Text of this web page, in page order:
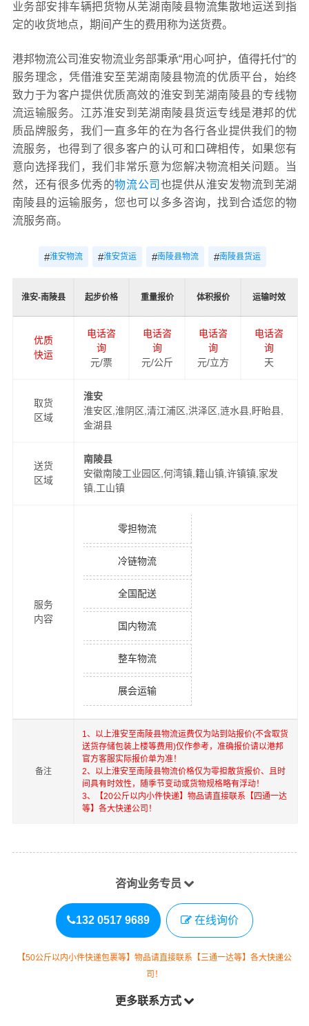
业务部安排车辆把货物从芜湖南陵县物流集散地运送到指
定的收货地点，期间产生的费用称为送货费。
港邦物流公司淮安物流业务部秉承“用心呵护，值得托付”的
服务理念，凭借淮安至芜湖南陵县物流的优质平台，始终
致力于为客户提供优质高效的淮安到芜湖南陵县的专线物
流运输服务。江苏淮安到芜湖南陵县货运专线是港邦的优
质品牌服务，我们一直多年的在为各行各业提供我们的物
流服务，也得到了很多客户的认可和口碑相传，如果您有
意向选择我们，我们非常乐意为您解决物流相关问题。当
然，还有很多优秀的物流公司 也提供从淮安发物流到芜湖
南陵县的运输服务，您也可以多多咨询，找到合适您的物
流服务商。
#淮安物流 #淮安货运 #南陵县物流 #南陵县货运
淮安-南陵县 起步价格 重量报价 体积报价 运输时效
优质
快运
电话咨
询
元/票
电话咨
询
元/公斤
电话咨
询
元/立方
电话咨
询
天
取货
区域
淮安
淮安区,淮阴区,清江浦区,洪泽区,涟水县,盱眙县,
金湖县
送货
区域
南陵县
安徽南陵工业园区,何湾镇,籍山镇,许镇镇,家发
镇,工山镇
服务
内容
零担物流
冷链物流
全国配送
国内物流
整车物流
展会运输
备注
1、以上淮安至南陵县物流运费仅为站到站报价(不含取货
送货存储包装上楼等费用)仅作参考，准确报价请以港邦
官方客服实际报价单为准！
2、以上淮安至南陵县物流价格仅为零担散货报价、且时
间具有时效性，随季节变动或货物规格略有浮动！
3、【20公斤以内小件快递】物品请直接联系【四通一达
等】各大快递公司！
咨询业务专员
132 0517 9689 在线询价
【50公斤以内小件快递包裹等】物品请直接联系【三通一达等】各大快递公
司！
更多联系方式